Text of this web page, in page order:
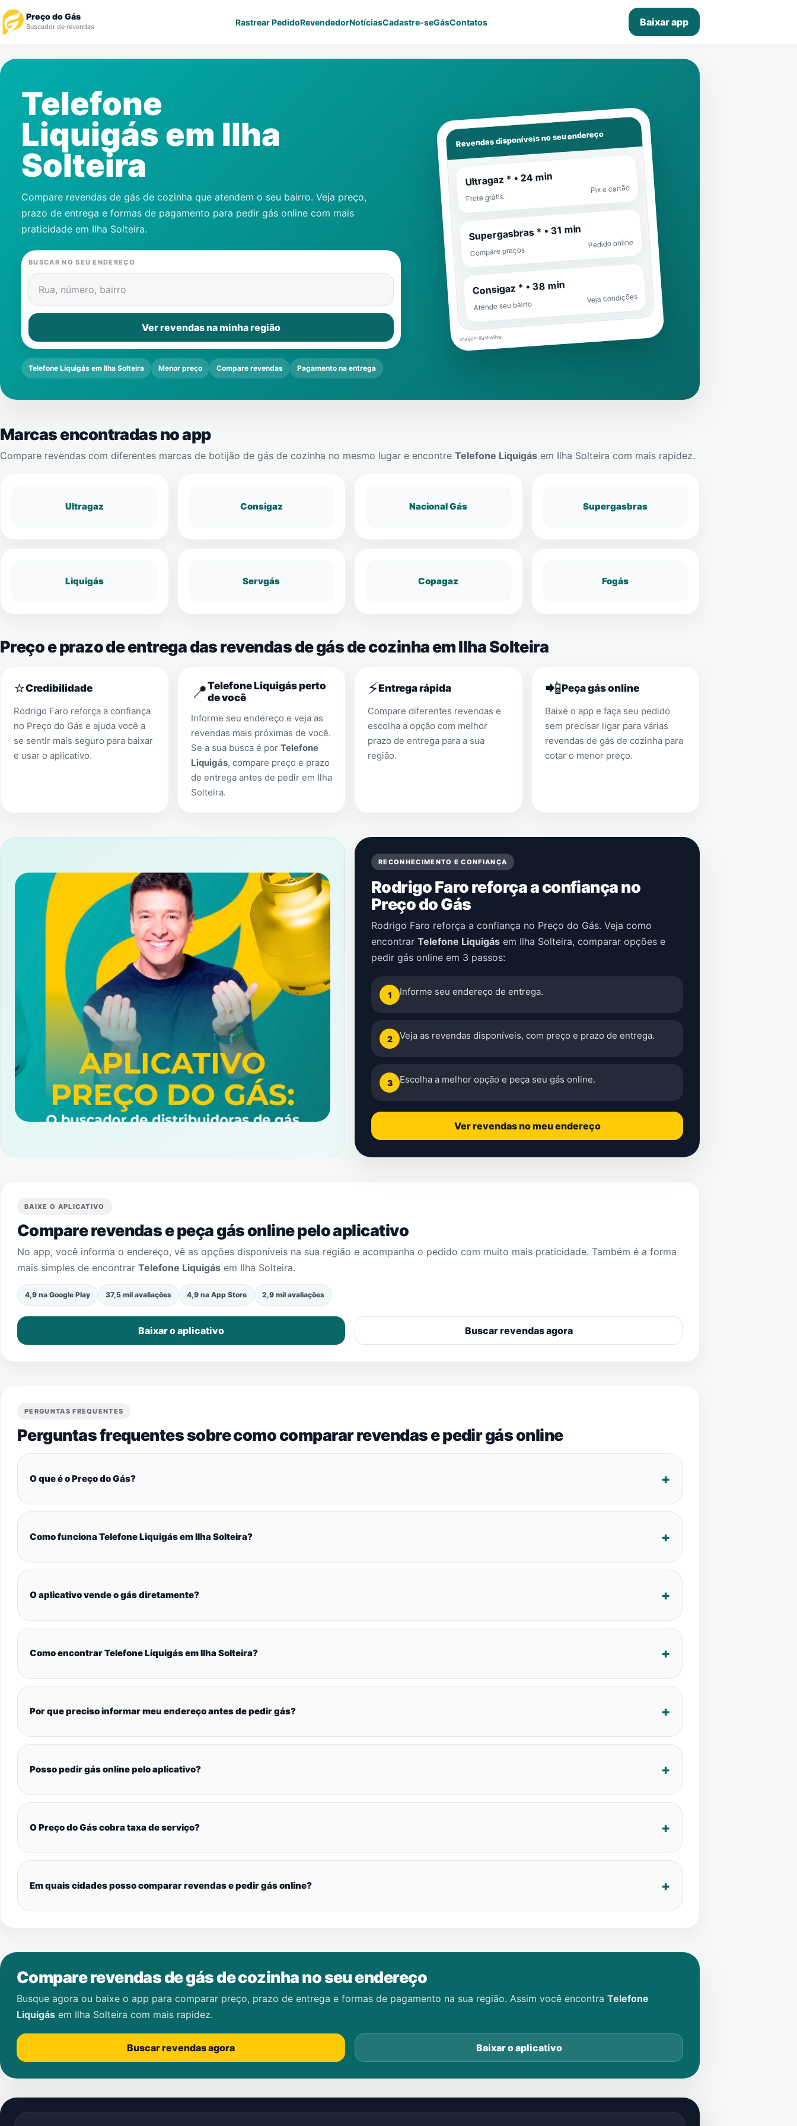
Preço do Gás
Buscador de revendas Rastrear PedidoRevendedorNotíciasCadastre-seGásContatos Baixar app
Revendedor
Notícias
Cadastre-se
Contatos
Telefone
Liquigás em Ilha
Solteira
Compare revendas de gás de cozinha que atendem o seu bairro. Veja preço,
prazo de entrega e formas de pagamento para pedir gás online com mais
praticidade em Ilha Solteira.
BUSCAR NO SEU ENDEREÇO
Rua, número, bairro
Ver revendas na minha região
Telefone Liquigás em Ilha Solteira Menor preço Compare revendas Pagamento na entrega
Revendas disponíveis no seu endereço
Ultragaz * • 24 min
Frete grátis
Pix e cartão
Supergasbras * • 31 min
Compare preços
Pedido online
Consigaz * • 38 min
Atende seu bairro
Veja condições
Imagem ilustrativa
Marcas encontradas no app
Compare revendas com diferentes marcas de botijão de gás de cozinha no mesmo lugar e encontre Telefone Liquigás em Ilha Solteira com mais rapidez.
Ultragaz Consigaz Nacional Gás Supergasbras
Liquigás Servgás Copagaz Fogás
Preço e prazo de entrega das revendas de gás de cozinha em Ilha Solteira
⭐Credibilidade
Rodrigo Faro reforça a confiança
no Preço do Gás e ajuda você a
se sentir mais seguro para baixar
e usar o aplicativo.
📍Telefone Liquigás perto
de você
Informe seu endereço e veja as
revendas mais próximas de você.
Se a sua busca é por Telefone
Liquigás, compare preço e prazo
de entrega antes de pedir em Ilha
Solteira.
⚡Entrega rápida
Compare diferentes revendas e
escolha a opção com melhor
prazo de entrega para a sua
região.
📲Peça gás online
Baixe o app e faça seu pedido
sem precisar ligar para várias
revendas de gás de cozinha para
cotar o menor preço.
RECONHECIMENTO E CONFIANÇA
Rodrigo Faro reforça a confiança no
Preço do Gás
Rodrigo Faro reforça a confiança no Preço do Gás. Veja como
encontrar Telefone Liquigás em Ilha Solteira, comparar opções e
pedir gás online em 3 passos:
1 Informe seu endereço de entrega.
2 Veja as revendas disponíveis, com preço e prazo de entrega.
3 Escolha a melhor opção e peça seu gás online.
Ver revendas no meu endereço
BAIXE O APLICATIVO
Compare revendas e peça gás online pelo aplicativo
No app, você informa o endereço, vê as opções disponíveis na sua região e acompanha o pedido com muito mais praticidade. Também é a forma
mais simples de encontrar Telefone Liquigás em Ilha Solteira.
4,9 na Google Play 37,5 mil avaliações 4,9 na App Store 2,9 mil avaliações
Baixar o aplicativo Buscar revendas agora
PERGUNTAS FREQUENTES
Perguntas frequentes sobre como comparar revendas e pedir gás online
O que é o Preço do Gás?
Como funciona Telefone Liquigás em Ilha Solteira?
O aplicativo vende o gás diretamente?
Como encontrar Telefone Liquigás em Ilha Solteira?
Por que preciso informar meu endereço antes de pedir gás?
Posso pedir gás online pelo aplicativo?
O Preço do Gás cobra taxa de serviço?
Em quais cidades posso comparar revendas e pedir gás online?
Compare revendas de gás de cozinha no seu endereço
Busque agora ou baixe o app para comparar preço, prazo de entrega e formas de pagamento na sua região. Assim você encontra Telefone
Liquigás em Ilha Solteira com mais rapidez.
Buscar revendas agora Baixar o aplicativo